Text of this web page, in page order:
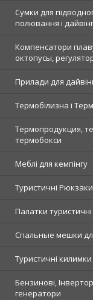
Сумки для
полювання і
Компенсатори
октопусы,
Прилади для
Термобілизна і
Термопродукция,
термобокси
Меблі для кемпінгу
Туристичні Рюкзаки
Палатки туристичні
Спальные мешки
Туристичні килимки
Бензинові,
генератори